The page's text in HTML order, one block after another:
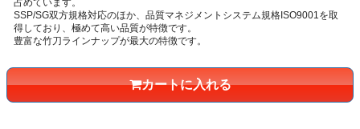
占めています。
SSP/SG双方規格対応のほか、品質マネジメントシステム規格ISO9001を取
得しており、極めて高い品質が特徴です。
豊富な竹刀ラインナップが最大の特徴です。
カートに入れる